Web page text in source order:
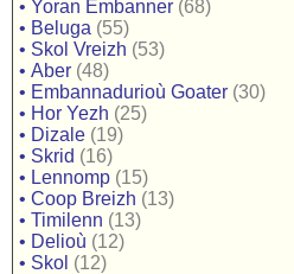
• Yoran Embanner (68)
• Beluga (55)
• Skol Vreizh (53)
• Aber (48)
• Embannadurioù Goater (30)
• Hor Yezh (25)
• Dizale (19)
• Skrid (16)
• Lennomp (15)
• Coop Breizh (13)
• Timilenn (13)
• Delioù (12)
• Skol (12)